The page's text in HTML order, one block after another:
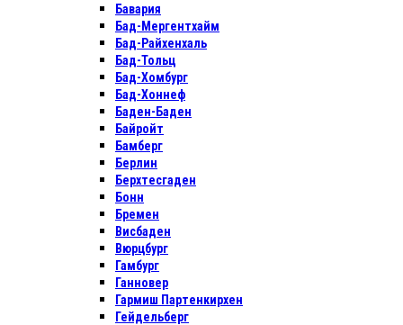
Бавария
Бад-Мергентхайм
Бад-Райхенхаль
Бад-Тольц
Бад-Хомбург
Бад-Хоннеф
Баден-Баден
Байройт
Бамберг
Берлин
Берхтесгаден
Бонн
Бремен
Висбаден
Вюрцбург
Гамбург
Ганновер
Гармиш Партенкирхен
Гейдельберг